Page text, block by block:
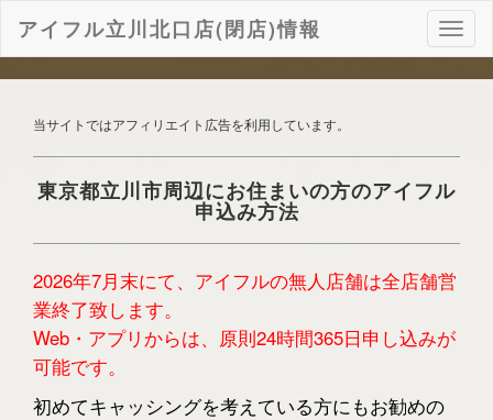
ナ
ビ
ゲ
ン
アイフル立川北口店(閉店)情報
当サイトではアフィリエイト広告を利用しています。
東京都立川市周辺にお住まいの方のアイフル
申込み方法
2026年7月末にて、アイフルの無人店舗は全店舗営
業終了致します。
Web・アプリからは、原則24時間365日申し込みが
可能です。
初めてキャッシングを考えている方にもお勧めの